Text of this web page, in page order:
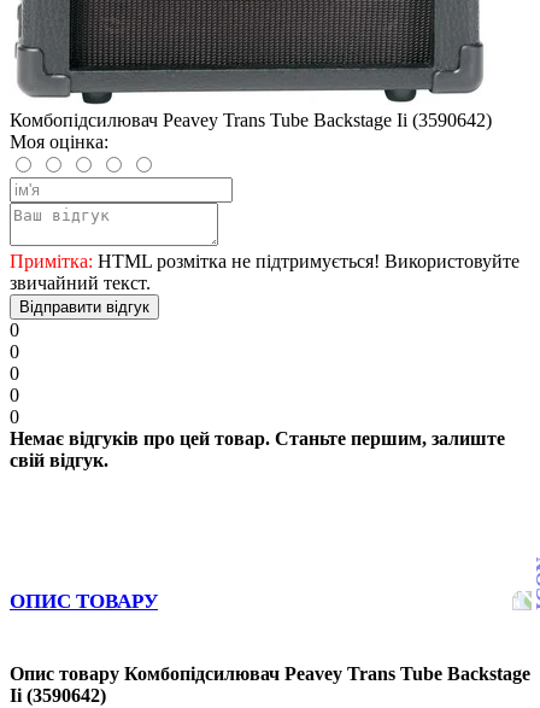
Комбопідсилювач Peavey Trans Tube Backstage Ii (3590642)
Моя оцінка:
Примітка: HTML розмітка не підтримується! Використовуйте
звичайний текст.
Відправити відгук
0
0
0
0
0
Немає відгуків про цей товар. Станьте першим, залиште
свій відгук.
ОПИС ТОВАРУ
Опис товару Комбопідсилювач Peavey Trans Tube Backstage
Ii (3590642)